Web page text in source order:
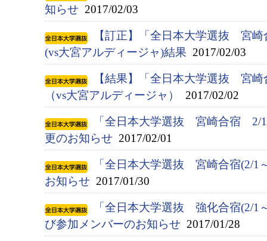
知らせ 2017/02/03
【訂正】「全日本大学選抜 宮
(vs大宮アルディージャ)結果 2017/02/03
【結果】「全日本大学選抜 宮
（vs大宮アルディージャ）
2017/02/02
「全日本大学選抜 宮崎合宿
更のお知らせ 2017/02/01
「全日本大学選抜 宮崎合宿(2/1
お知らせ 2017/01/30
「全日本大学選抜 強化合宿(2/
び参加メンバーのお知らせ 2017/01/28